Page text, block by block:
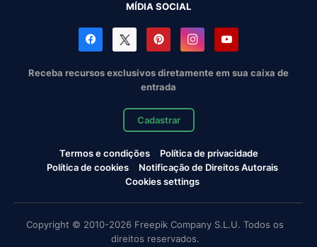
MÍDIA SOCIAL
Receba recursos exclusivos diretamente em sua caixa de
entrada
Cadastrar
Termos e condições
Política de privacidade
Política de cookies
Notificação de Direitos Autorais
Cookies settings
Copyright © 2010-2026 Freepik Company S.L.U. Todos os
direitos reservados.